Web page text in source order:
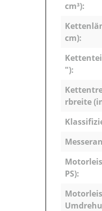
cm³):
cm):
"):
rbreite
PS):